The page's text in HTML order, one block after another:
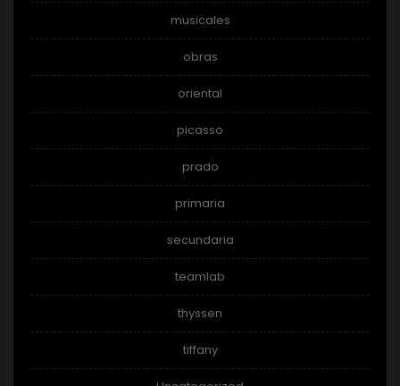
musicales
obras
oriental
picasso
prado
primaria
secundaria
teamlab
thyssen
tiffany